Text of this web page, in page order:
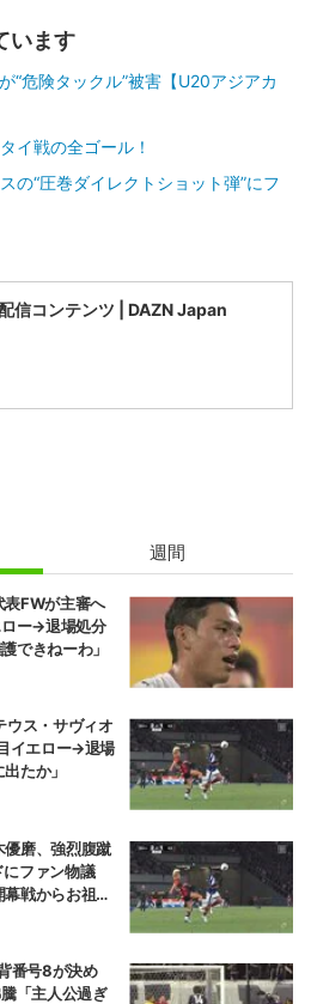
います
“危険タックル”被害【U20アジアカ
イ戦の全ゴール！
の“圧巻ダイレクトショット弾”にフ
信コンテンツ | DAZN Japan
週間
表FWが主審へ
ロー→退場処分
できねーわ」
ウス・サヴィオ
イエロー→退場
たか」
優磨、強烈腹蹴
ファン物議
幕戦からお祖母
番号8が決め
「主人公過ぎ